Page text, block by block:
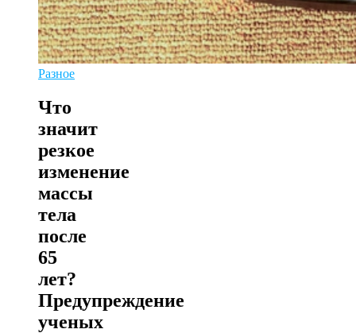
Разное
Что
значит
резкое
изменение
массы
тела
после
65
лет?
Предупреждение
ученых